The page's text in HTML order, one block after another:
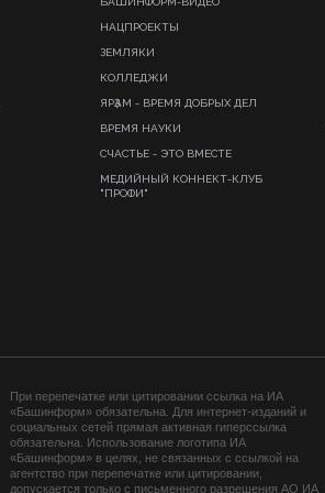
НАЦПРОЕКТЫ
ЗЕМЛЯКИ
КОЛЛЕДЖИ
ЯРҘАМ - ВРЕМЯ ДОБРЫХ ДЕЛ
ВРЕМЯ НАУКИ
СЧАСТЬЕ - ЭТО ВМЕСТЕ
МЕДИЙНЫЙ КОННЕКТ-КЛУБ
"ПРОФИ"
При перепечатке или цитировании ссылка на ИА
«Башинформ» обязательна. Для интернет-изданий и
социальных сетей прямая активная гиперссылка
обязательна. Использование логотипа ИА
«Башинформ» в целях, не связанных с ссылкой на
агентство при перепечатке или цитировании,
допускается только с письменного разрешения АО ИА